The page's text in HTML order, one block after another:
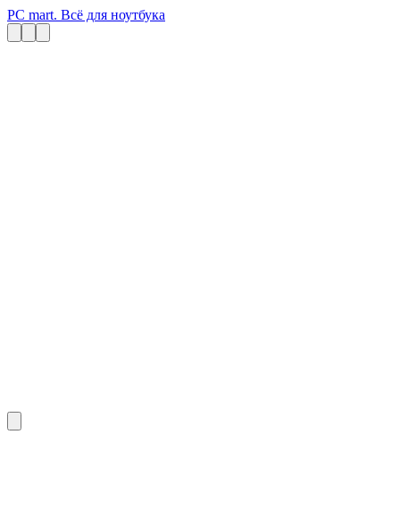
PC mart. Всё для ноутбука